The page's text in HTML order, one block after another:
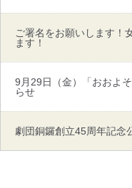
ご署名をお願いします！
ます！
9月29日（金）「おおよ
らせ
劇団銅鑼創立45周年記念